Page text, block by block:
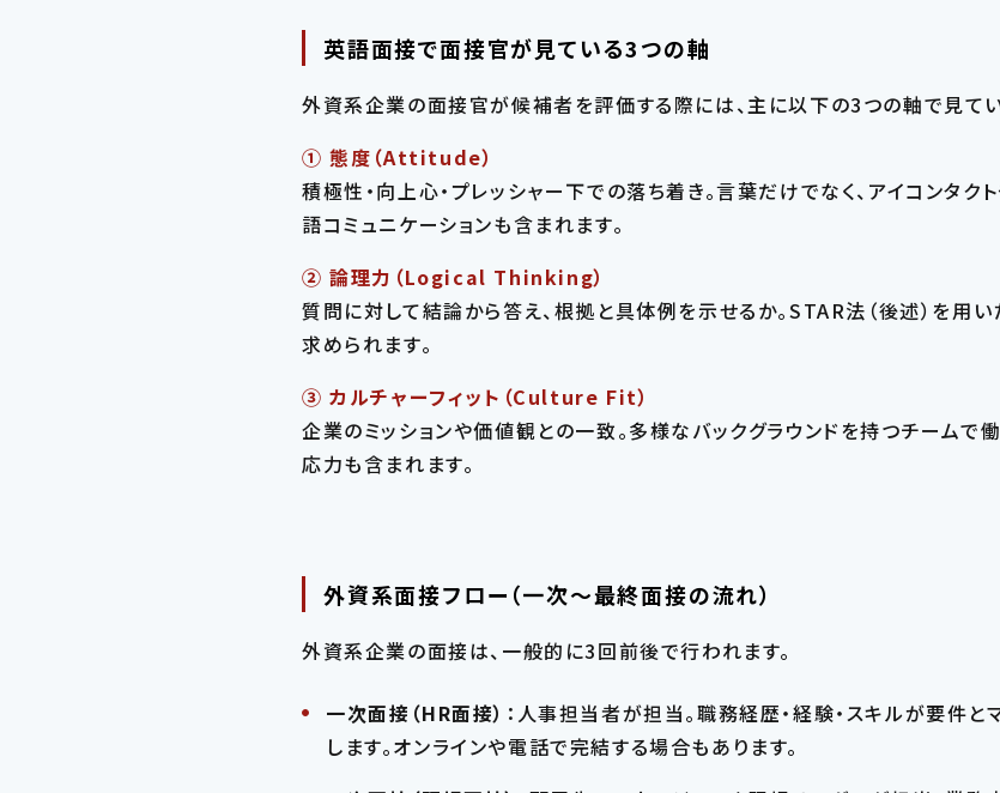
英語面接で面接官が見ている3つの軸
外資系企業の面接官が候補者を評価する際には、主に以下の3つの軸で見てい
① 態度（Attitude）
積極性・向上心・プレッシャー下での落ち着き。言葉だけでなく、アイコンタク
語コミュニケーションも含まれます。
② 論理力（Logical Thinking）
質問に対して結論から答え、根拠と具体例を示せるか。STAR法（後述）を用
求められます。
③ カルチャーフィット（Culture Fit）
企業のミッションや価値観との一致。多様なバックグラウンドを持つチームで
応力も含まれます。
外資系面接フロー（一次〜最終面接の流れ）
外資系企業の面接は、一般的に3回前後で行われます。
一次面接（HR面接） ：人事担当者が担当。職務経歴・経験・スキルが要件と
します。オンラインや電話で完結する場合もあります。